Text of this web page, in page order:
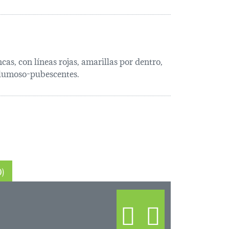
con líneas rojas, amarillas por dentro,
pubescentes.
(0)